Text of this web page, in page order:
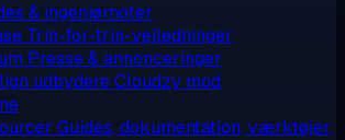
& ingeniørnoter
Trin-for-trin-vejledninger
Presse & annonceringer
udbydereCloudzy mod
Guides, dokumentation, værktøjer,